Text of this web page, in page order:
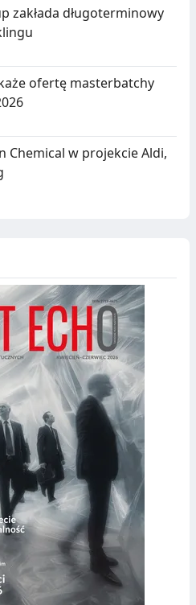
zakłada długoterminowy
ofertę masterbatchy
Chemical w projekcie Aldi,